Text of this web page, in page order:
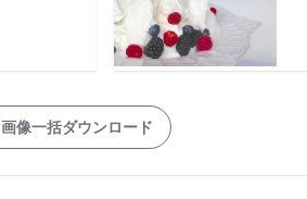
画像一括ダウンロード